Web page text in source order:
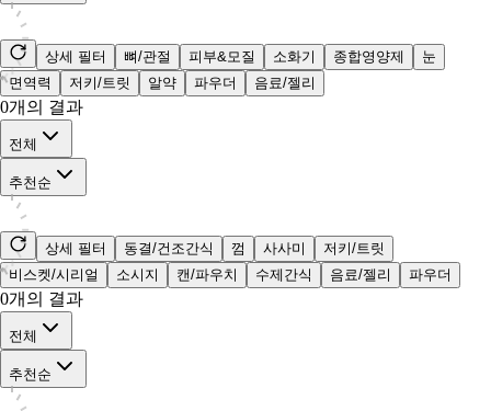
상세 필터 뼈/관절 피부&모질 소화기 종합영양제
눈
면역력
저키/트릿 알약 파우더 음료/젤리
0개의 결과
전체
추천순
상세 필터 동결/건조간식 껌 사사미
저키/트릿
비스켓/시리얼
소시지 캔/파우치 수제간식 음료/젤리 파우더
0개의 결과
전체
추천순